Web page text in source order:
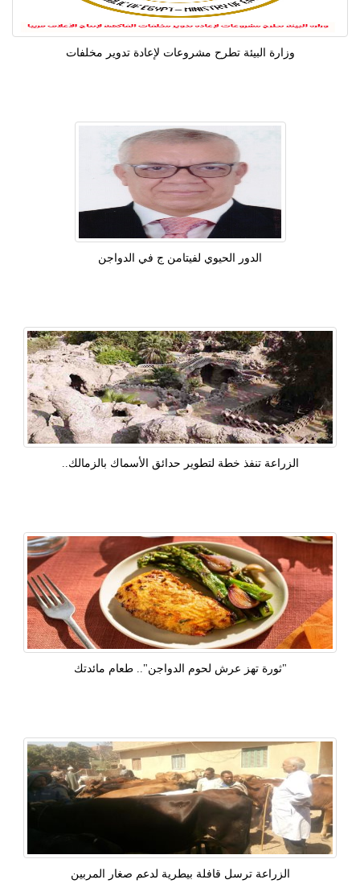
وزارة البيئة تطرح مشروعات لإعادة تدوير مخلفات
الدور الحيوي لفيتامن ج في الدواجن
الزراعة تنفذ خطة لتطوير حدائق الأسماك بالزمالك..
"ثورة تهز عرش لحوم الدواجن".. طعام مائدتك
الزراعة ترسل قافلة بيطرية لدعم صغار المربين